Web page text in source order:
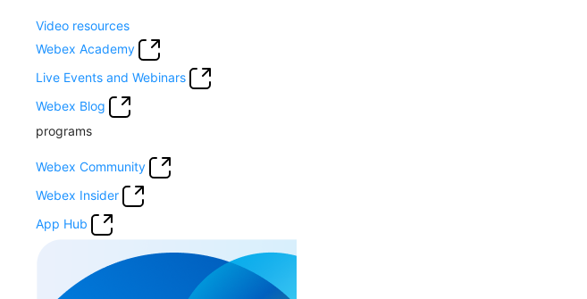
Video resources
Webex Academy
Live Events and Webinars
Webex Blog
programs
Webex Community
Webex Insider
App Hub